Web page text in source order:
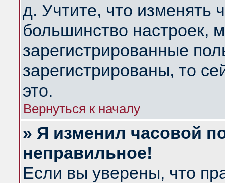
д. Учтите, что изменять
большинство настроек,
зарегистрированные
зарегистрированы, то
это.
Вернуться к началу
» Я изменил часовой
неправильное!
Если вы уверены, что